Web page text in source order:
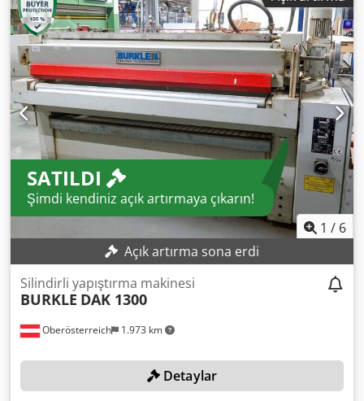
parçası uzunluğu: 350 mm - Maksimum iş parçası ağırlığı:
250 kg - Taşıma bandı genişliği: 1.270 mm - İş parçası
kalınlığı: 3 - 100 mm - Montaj uzunluğu: 800 mm - Genişlik:
3.200 mm - Uygulama silindiri, kauçuk kaplı, EPDM yaklaşık
Çap: 238 mm - Uygulama silindiri shore sertliği: 45
(değiştirilebilir) - Dozaj silindiri, krom kaplı, Çap: 174 mm -
Karşı basınç silindiri, kauçuk kaplı, Çap: 186 mm - Taşıma
hızı, yaklaşık 8-25 m/dk. arasında ayarlanabilir - Çalışma
yüksekliği ~ 900 mm ± 30 mm - Geçiş yüksekliği yaklaşık 3 -
80 mm - Basınçlı hava: 6 bar, G1/4 inç, yaklaşık 50 NL/dk
Dksdpfx Aljyifwij Ter - Çalışma gerilimi: 400 V, 50 Hz, 3 faz -
Toplam bağlantı gücü yaklaşık 5,5 kW - Kumanda panosu
ile birlikte - Ağırlık yaklaşık 1.450 kg - Lokasyon: 32825
Blomberg stokta
SATILDI
Şimdi kendiniz açık artırmaya çıkarın!
1 / 6
Açık artırma sona erdi
Oberösterreich 1.973 km
Silindirli yapıştırma makinesi
BURKLE DAK 1300
Detaylar